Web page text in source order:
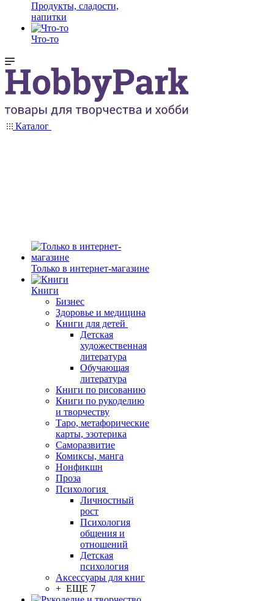
Продукты, сладости,
напитки
Что-то
Каталог
Только в интернет-магазине
Книги
Бизнес
Здоровье и медицина
Книги для детей
Детская
художественная
литература
Обучающая
литература
Книги по рисованию
Книги по рукоделию
и творчеству
Таро, метафорические
карты, эзотерика
Саморазвитие
Комиксы, манга
Нонфикшн
Проза
Психология
Личностный
рост
Психология
общения и
отношений
Детская
психология
Аксессуары для книг
+ ЕЩЕ 7